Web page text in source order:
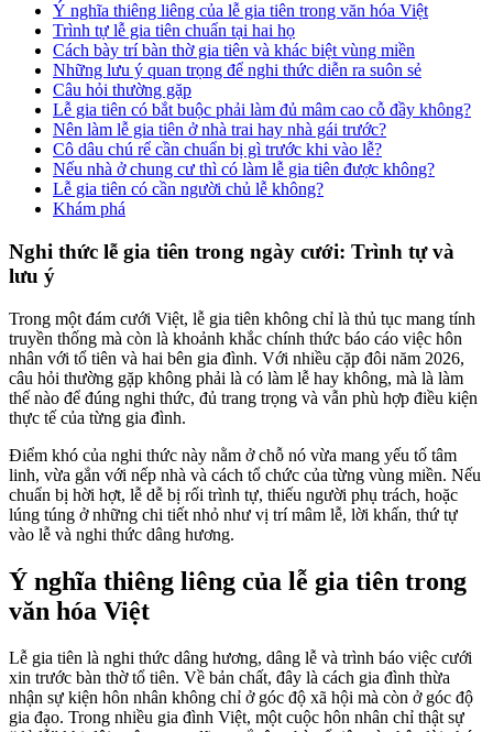
Ý nghĩa thiêng liêng của lễ gia tiên trong văn hóa Việt
Trình tự lễ gia tiên chuẩn tại hai họ
Cách bày trí bàn thờ gia tiên và khác biệt vùng miền
Những lưu ý quan trọng để nghi thức diễn ra suôn sẻ
Câu hỏi thường gặp
Lễ gia tiên có bắt buộc phải làm đủ mâm cao cỗ đầy không?
Nên làm lễ gia tiên ở nhà trai hay nhà gái trước?
Cô dâu chú rể cần chuẩn bị gì trước khi vào lễ?
Nếu nhà ở chung cư thì có làm lễ gia tiên được không?
Lễ gia tiên có cần người chủ lễ không?
Khám phá
Nghi thức lễ gia tiên trong ngày cưới: Trình tự và
lưu ý
Trong một đám cưới Việt, lễ gia tiên không chỉ là thủ tục mang tính
truyền thống mà còn là khoảnh khắc chính thức báo cáo việc hôn
nhân với tổ tiên và hai bên gia đình. Với nhiều cặp đôi năm 2026,
câu hỏi thường gặp không phải là có làm lễ hay không, mà là làm
thế nào để đúng nghi thức, đủ trang trọng và vẫn phù hợp điều kiện
thực tế của từng gia đình.
Điểm khó của nghi thức này nằm ở chỗ nó vừa mang yếu tố tâm
linh, vừa gắn với nếp nhà và cách tổ chức của từng vùng miền. Nếu
chuẩn bị hời hợt, lễ dễ bị rối trình tự, thiếu người phụ trách, hoặc
lúng túng ở những chi tiết nhỏ như vị trí mâm lễ, lời khấn, thứ tự
vào lễ và nghi thức dâng hương.
Ý nghĩa thiêng liêng của lễ gia tiên trong
văn hóa Việt
Lễ gia tiên là nghi thức dâng hương, dâng lễ và trình báo việc cưới
xin trước bàn thờ tổ tiên. Về bản chất, đây là cách gia đình thừa
nhận sự kiện hôn nhân không chỉ ở góc độ xã hội mà còn ở góc độ
gia đạo. Trong nhiều gia đình Việt, một cuộc hôn nhân chỉ thật sự